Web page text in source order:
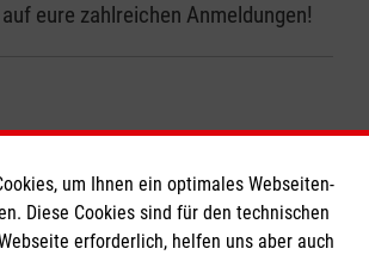
eure zahlreichen Anmeldungen!
um Ihnen ein optimales Webseiten-
Diese Cookies sind für den technischen
erforderlich, helfen uns aber auch